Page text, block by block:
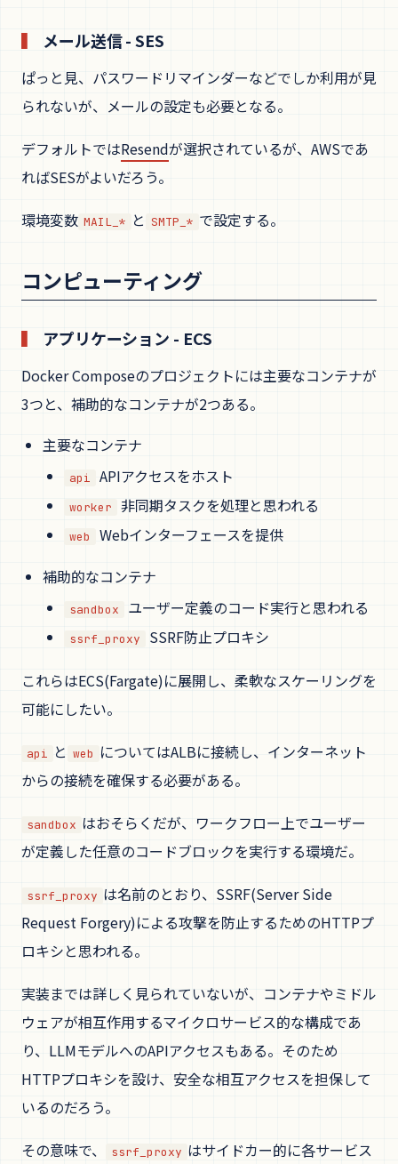
メール送信 - SES
ぱっと見、パスワードリマインダーなどでしか利用が見
られないが、メールの設定も必要となる。
デフォルトではResendが選択されているが、AWSであ
ればSESがよいだろう。
環境変数 MAIL_* と SMTP_* で設定する。
コンピューティング
アプリケーション - ECS
Docker Composeのプロジェクトには主要なコンテナが
3つと、補助的なコンテナが2つある。
主要なコンテナ
api APIアクセスをホスト
worker 非同期タスクを処理と思われる
web
Webインターフェースを提供
補助的なコンテナ
sandbox ユーザー定義のコード実行と思われる
ssrf_proxy SSRF防止プロキシ
これらはECS(Fargate)に展開し、柔軟なスケーリングを
可能にしたい。
api と web についてはALBに接続し、インターネット
からの接続を確保する必要がある。
sandbox はおそらくだが、ワークフロー上でユーザー
が定義した任意のコードブロックを実行する環境だ。
ssrf_proxy は名前のとおり、SSRF(Server Side
Request Forgery)による攻撃を防止するためのHTTPプ
ロキシと思われる。
実装までは詳しく見られていないが、コンテナやミドル
ウェアが相互作用するマイクロサービス的な構成であ
り、LLMモデルへのAPIアクセスもある。そのため
HTTPプロキシを設け、安全な相互アクセスを担保して
いるのだろう。
その意味で、
ssrf_proxy はサイドカー的に各サービス